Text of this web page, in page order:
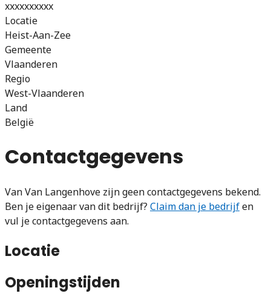
xxxxxxxxxx
Locatie
Heist-Aan-Zee
Gemeente
Vlaanderen
Regio
West-Vlaanderen
Land
België
Contactgegevens
Van Van Langenhove zijn geen contactgegevens bekend.
Ben je eigenaar van dit bedrijf? Claim dan je bedrijfen
vul je contactgegevens aan.
Locatie
Openingstijden